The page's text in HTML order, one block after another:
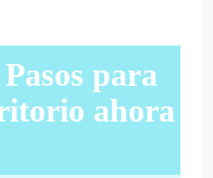
para
ahora